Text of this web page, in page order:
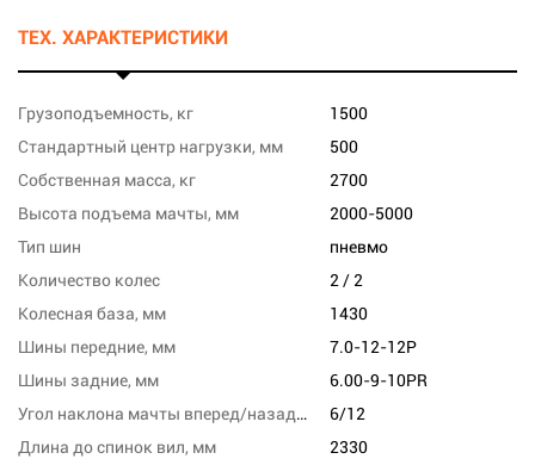
ТЕХ. ХАРАКТЕРИСТИКИ
Грузоподъемность, кг
1500
Стандартный центр нагрузки, мм
500
Собственная масса, кг
2700
Высота подъема мачты, мм
2000-5000
Тип шин
пневмо
Количество колес
2 / 2
Колесная база, мм
1430
Шины передние, мм
7.0-12-12P
Шины задние, мм
6.00-9-10PR
Угол наклона мачты вперед/назад, град
6/12
Длина до спинок вил, мм
2330